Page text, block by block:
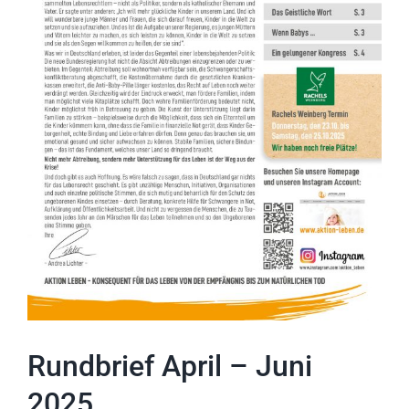
Rundbrief April – Juni